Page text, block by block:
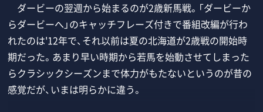
ダービーの翌週から始まるのが2歳新馬戦。「ダービーか
らダービーへ」のキャッチフレーズ付きで番組改編が行わ
れたのは'12年で、それ以前は夏の北海道が2歳戦の開始時
期だった。あまり早い時期から若馬を始動させてしまった
らクラシックシーズンまで体力がもたないというのが昔の
感覚だが、いまは明らかに違う。